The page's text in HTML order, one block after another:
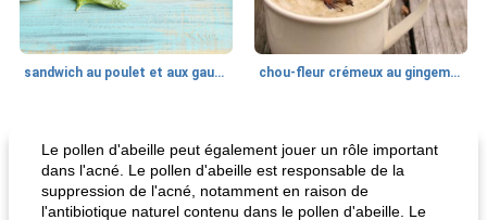
sandwich au poulet et aux gaufres chou-fleur crémeux au gingembre
Le pollen d'abeille peut également jouer un rôle important
dans l'acné. Le pollen d'abeille est responsable de la
suppression de l'acné, notamment en raison de
l'antibiotique naturel contenu dans le pollen d'abeille. Le